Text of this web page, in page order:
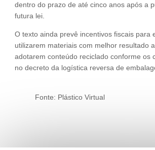
dentro do prazo de até cinco anos após a
futura lei.
O texto ainda prevê incentivos fiscais para
utilizarem materiais com melhor resultado
adotarem conteúdo reciclado conforme os
no decreto da logística reversa de
Fonte: Plástico Virtual